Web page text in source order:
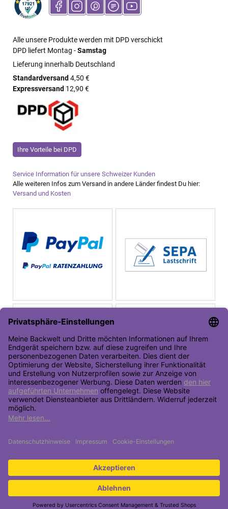
Toolbar öffnen
Alle unsere Produkte werden mit DPD verschickt
DPD liefert Montag -Samstag
Lieferung innerhalb Deutschland
Standardversand 4,50 €
Expressversand 12,90 €
Ihre Vorteile bei DPD
Service Information für unsere Schweizer Kunden
Alle weiteren Infos zum Versand in andere Länder findest Du hier:
Versand und Kosten